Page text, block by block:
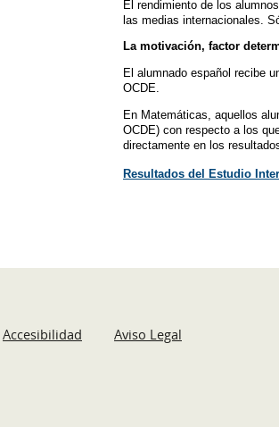
El rendimiento de los
las medias internacionales.
La motivación, factor
El alumnado español recibe
OCDE.
En Matemáticas, aquellos
OCDE) con respecto a los
directamente en los
Resultados del Estudio
Accesibilidad Aviso Legal